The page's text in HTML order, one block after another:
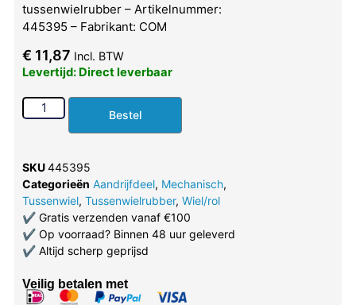
tussenwielrubber – Artikelnummer:
445395 – Fabrikant: COM
€ 11,87 Incl. BTW
Levertijd: Direct leverbaar
Bestel
SKU445395
Categorieën Aandrijfdeel, Mechanisch,
Tussenwiel, Tussenwielrubber, Wiel/rol
✔Gratis verzenden vanaf €100
✔Op voorraad? Binnen 48 uur geleverd
✔Altijd scherp geprijsd
Veilig betalen met